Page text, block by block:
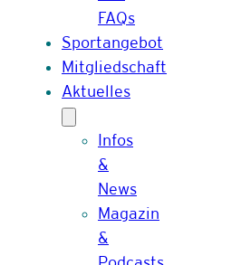
FAQs
Sportangebot
Mitgliedschaft
Aktuelles
Infos
&
News
Magazin
&